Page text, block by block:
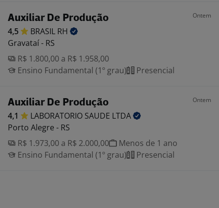
Auxiliar De Produção Ontem
4,5 BRASIL RH
Gravataí - RS
R$ 1.800,00 a R$ 1.958,00
Ensino Fundamental (1º grau)
Presencial
Auxiliar De Produção Ontem
4,1 LABORATORIO SAUDE LTDA
Porto Alegre - RS
R$ 1.973,00 a R$ 2.000,00
Menos de 1 ano
Ensino Fundamental (1º grau)
Presencial